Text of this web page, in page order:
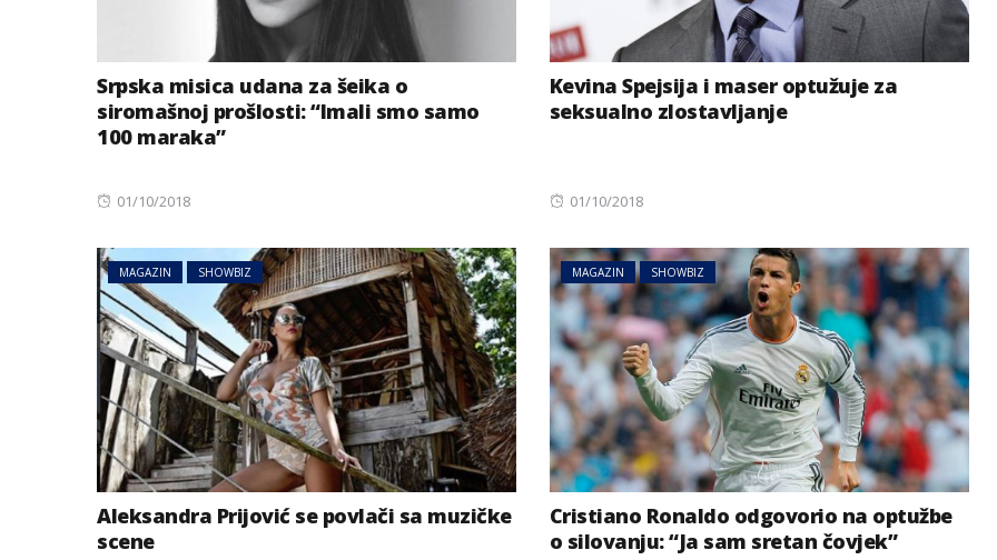
Srpska misica udana za šeika o
siromašnoj prošlosti: “Imali smo samo
100 maraka”
Posted
01/10/2018
Kevina Spejsija i maser optužuje za
seksualno zlostavljanje
Posted
01/10/2018
MAGAZIN SHOWBIZ
Aleksandra Prijović se povlači sa muzičke
scene
MAGAZIN SHOWBIZ
Cristiano Ronaldo odgovorio na optužbe
o silovanju: “Ja sam sretan čovjek”